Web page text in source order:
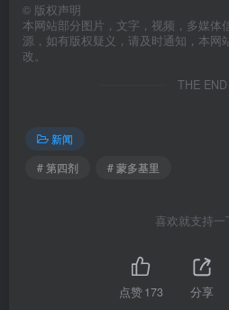
© 版权声明
本网站部分图片，文字，视频，多媒体
源，如有版权疑义，请及时通知，本网
改。
THE END
新闻
# 第四剂
# 蒙多基里
喜欢就支持一
点赞173 分享